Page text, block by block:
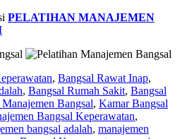
PELATIHAN MANAJEMEN
, Bangsal Rawat Inap,
, Bangsal Rumah Sakit, Bangsal
Bangsal, Kamar Bangsal
Bangsal Keperawatan,
bangsal adalah, manajemen